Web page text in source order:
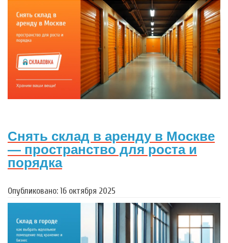
Снять склад в аренду в Москве
— пространство для роста и
порядка
Опубликовано: 16 октября 2025